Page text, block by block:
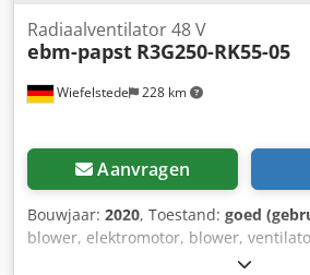
Wiefelstede 228 km
Radiaalventilator 48 V
ebm-papst R3G250-RK55-05
Aanvragen
Bouwjaar: 2020, Toestand: goed
blower, elektromotor, blower,
noodafzuigventilator,